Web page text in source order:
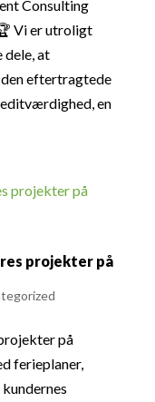
Consulting
Vi er utroligt
dele, at
eftertragtede
en
projekter på
på
ferieplaner,